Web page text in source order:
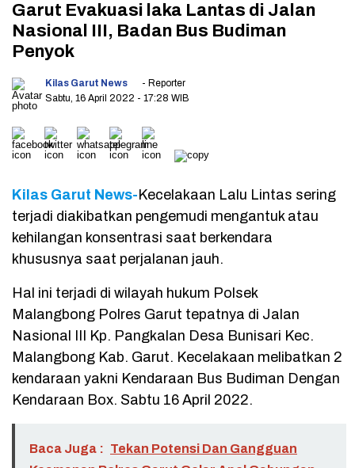
Garut Evakuasi laka Lantas di Jalan
Nasional III, Badan Bus Budiman
Penyok
Kilas Garut News
- Reporter
Sabtu, 16 April 2022 - 17:28 WIB
Kilas Garut News- Kecelakaan Lalu Lintas sering
terjadi diakibatkan pengemudi mengantuk atau
kehilangan konsentrasi saat berkendara
khususnya saat perjalanan jauh.
Hal ini terjadi di wilayah hukum Polsek
Malangbong Polres Garut tepatnya di Jalan
Nasional III Kp. Pangkalan Desa Bunisari Kec.
Malangbong Kab. Garut. Kecelakaan melibatkan 2
kendaraan yakni Kendaraan Bus Budiman Dengan
Kendaraan Box. Sabtu 16 April 2022.
Baca Juga : Tekan Potensi Dan Gangguan